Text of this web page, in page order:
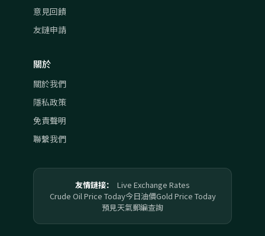
意見回饋
友鏈申請
關於
關於我們
隱私政策
免責聲明
聯繫我們
友情鏈接：
Live Exchange Rates
Crude Oil Price Today今日油價Gold Price Today
預見天氣郵編查詢